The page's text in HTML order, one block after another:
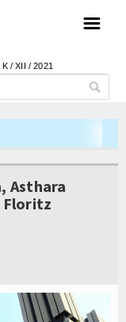
☰
/ XII / 2021
Asthara
Floritz